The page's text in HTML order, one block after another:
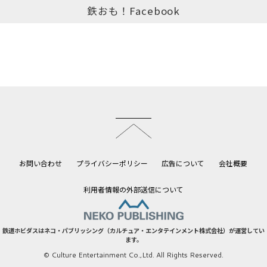
鉄おも！Facebook
お問い合わせ プライバシーポリシー 広告について 会社概要
利用者情報の外部送信について
鉄道ホビダスはネコ・パブリッシング（カルチュア・エンタテインメント株式会社）が運営してい
ます。
© Culture Entertainment Co.,Ltd. All Rights Reserved.